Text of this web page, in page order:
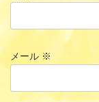
メール ※